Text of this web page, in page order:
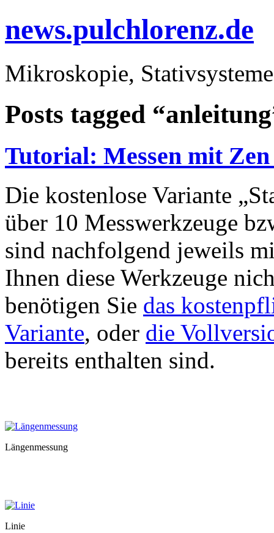
news.pulchlorenz.de
Mikroskopie,
Posts tagged
Tutorial: Messen mit
Die kostenlose Variante
über 10 Messwerkzeuge
sind nachfolgend jeweils
Ihnen diese Werkzeuge
benötigen Sie das
Variante, oder die
bereits enthalten sind.
Längenmessung
Linie